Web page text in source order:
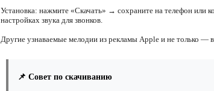
Установка: нажмите «Скачать» → сохраните на телефон или
настройках звука для звонков.
Другие узнаваемые мелодии из рекламы Apple и не только —
📌 Совет по скачиванию